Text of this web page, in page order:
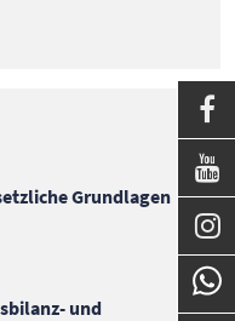
Grundlagen
und


